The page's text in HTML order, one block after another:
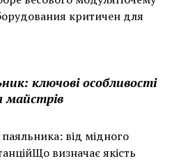
критичен для
ключові особливості
паяльника: від мідного
визначає якість